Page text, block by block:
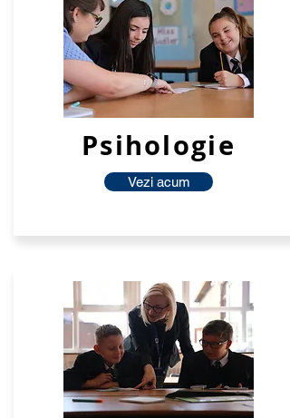
Psihologie
Vezi acum